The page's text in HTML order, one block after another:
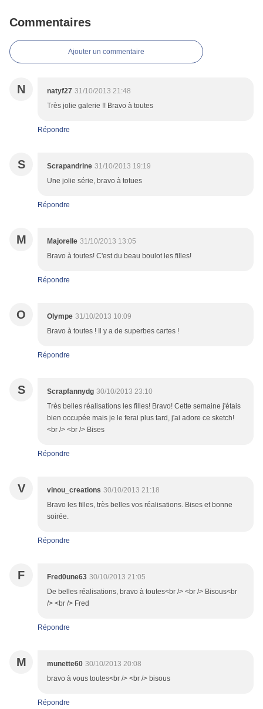
Commentaires
Ajouter un commentaire
N natyf27 31/10/2013 21:48
Très jolie galerie !! Bravo à toutes
Répondre
S Scrapandrine 31/10/2013 19:19
Une jolie série, bravo à totues
Répondre
M Majorelle 31/10/2013 13:05
Bravo à toutes! C'est du beau boulot les filles!
Répondre
O Olympe 31/10/2013 10:09
Bravo à toutes ! Il y a de superbes cartes !
Répondre
S Scrapfannydg 30/10/2013 23:10
Très belles réalisations les filles! Bravo! Cette semaine j'étais
bien occupée mais je le ferai plus tard, j'ai adore ce sketch!
<br /> <br /> Bises
Répondre
V vinou_creations 30/10/2013 21:18
Bravo les filles, très belles vos réalisations. Bises et bonne
soirée.
Répondre
F Fred0une63 30/10/2013 21:05
De belles réalisations, bravo à toutes<br /> <br /> Bisous<br
/> <br /> Fred
Répondre
M munette60 30/10/2013 20:08
bravo à vous toutes<br /> <br /> bisous
Répondre